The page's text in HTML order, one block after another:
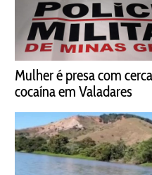
Mulher é presa com
cocaína em Valadares